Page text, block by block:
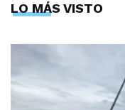
LO MÁS VISTO